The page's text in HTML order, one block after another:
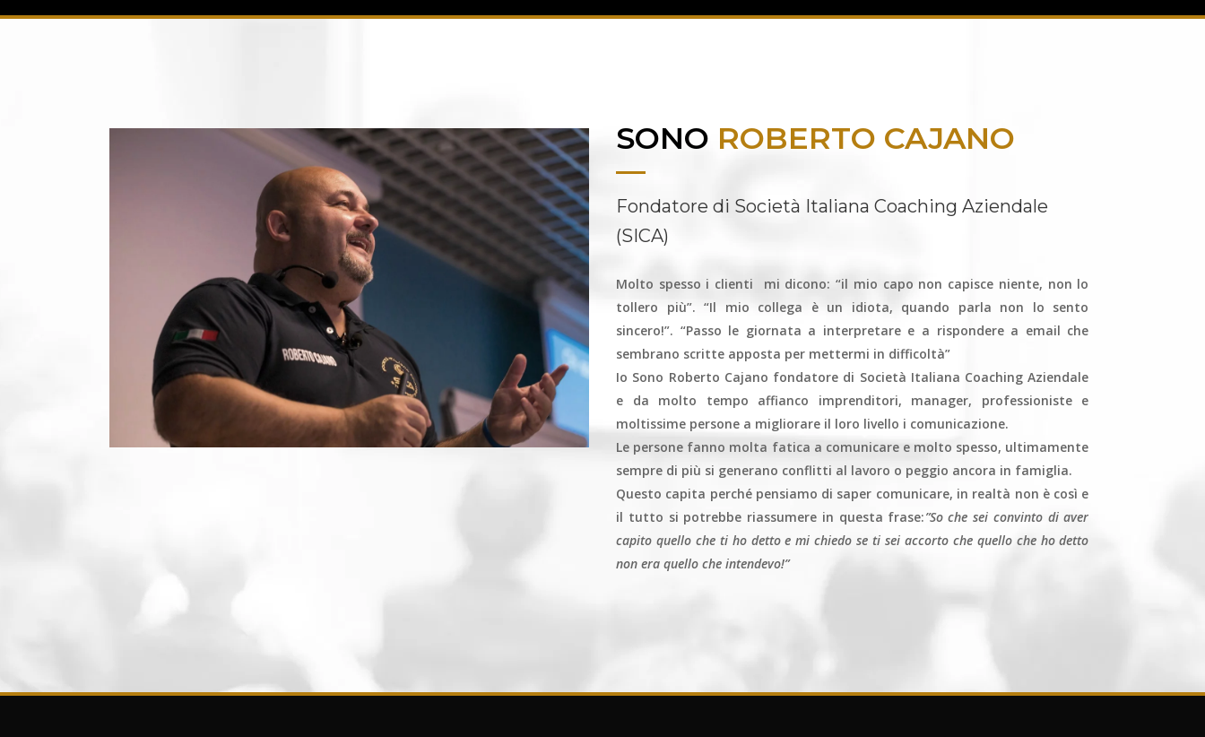
SONO ROBERTO CAJANO
Fondatore di Società Italiana Coaching Aziendale
(SICA)
Molto spesso i clienti mi dicono: “il mio capo non capisce niente, non lo
tollero più”. “Il mio collega è un idiota, quando parla non lo sento
sincero!”. “Passo le giornata a interpretare e a rispondere a email che
sembrano scritte apposta per mettermi in difficoltà”
Io Sono Roberto Cajano fondatore di Società Italiana Coaching Aziendale
e da molto tempo affianco imprenditori, manager, professioniste e
moltissime persone a migliorare il loro livello i comunicazione.
Le persone fanno molta fatica a comunicare e molto spesso, ultimamente
sempre di più si generano conflitti al lavoro o peggio ancora in famiglia.
Questo capita perché pensiamo di saper comunicare, in realtà non è così e
il tutto si potrebbe riassumere in questa frase:”So che sei convinto di aver
capito quello che ti ho detto e mi chiedo se ti sei accorto che quello che ho detto
non era quello che intendevo!”